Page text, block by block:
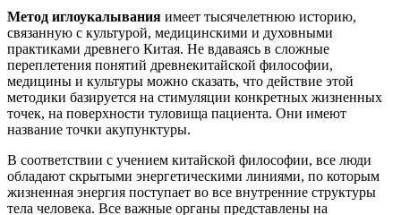
Метод иглоукалывания имеет тысячелетнюю историю,
связанную с культурой, медицинскими и духовными
практиками древнего Китая. Не вдаваясь в сложные
переплетения понятий древнекитайской философии,
медицины и культуры можно сказать, что действие этой
методики базируется на стимуляции конкретных жизненных
точек, на поверхности туловища пациента. Они имеют
название точки акупунктуры.
В соответствии с учением китайской философии, все люди
обладают скрытыми энергетическими линиями, по которым
жизненная энергия поступает во все внутренние структуры
тела человека. Все важные органы представлены на